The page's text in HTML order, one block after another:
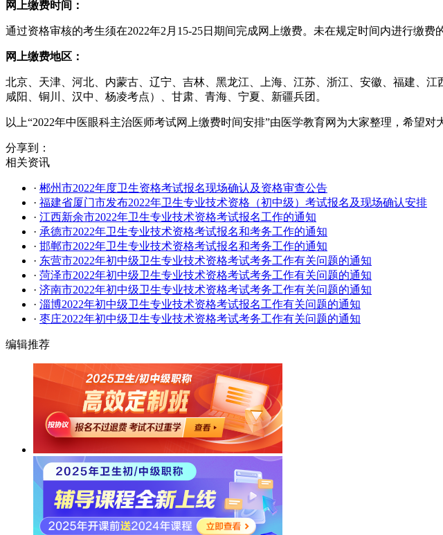
网上缴费时间：
通过资格审核的考生须在2022年2月15-25日期间完成网上缴费。未在规定时间内进行缴费
网上缴费地区：
北京、天津、河北、内蒙古、辽宁、吉林、黑龙江、上海、江苏、浙江、安徽、福建、
咸阳、铜川、汉中、杨凌考点）、甘肃、青海、宁夏、新疆兵团。
以上“2022年中医眼科主治医师考试网上缴费时间安排”由医学教育网为大家整理，希望对
分享到：
相关资讯
· 郴州市2022年度卫生资格考试报名现场确认及资格审查公告
· 福建省厦门市发布2022年卫生专业技术资格（初中级）考试报名及现场确认安排
· 江西新余市2022年卫生专业技术资格考试报名工作的通知
· ​承德市2022年卫生专业技术资格考试报名和考务工作的通知
· 邯郸市2022年卫生专业技术资格考试报名和考务工作的通知
· 东营市2022年初中级卫生专业技术资格考试考务工作有关问题的通知
· 菏泽市2022年初中级卫生专业技术资格考试考务工作有关问题的通知
· 济南市2022年初中级卫生专业技术资格考试考务工作有关问题的通知
· 淄博2022年初中级卫生专业技术资格考试报名工作有关问题的通知
· 枣庄2022年初中级卫生专业技术资格考试考务工作有关问题的通知
编辑推荐